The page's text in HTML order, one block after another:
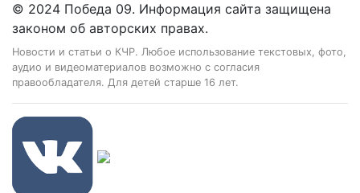
© 2024 Победа 09. Информация сайта защищена
законом об авторских правах.
Новости и статьи о КЧР. Любое использование текстовых, фото,
аудио и видеоматериалов возможно с согласия
правообладателя. Для детей старше 16 лет.